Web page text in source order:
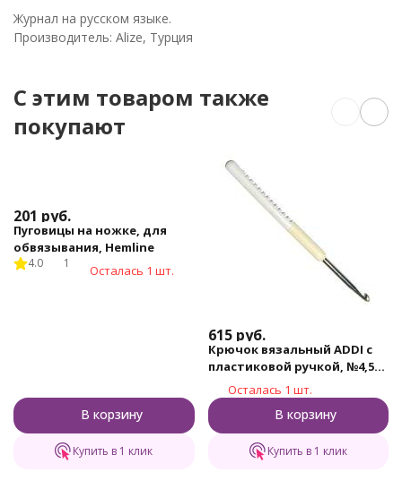
Журнал на русском языке.
Производитель: Аlize, Турция
C этим товаром также
покупают
201 руб.
Пуговицы на ножке, для
обвязывания, Hemline
4.0 1 Осталась 1 шт.
В корзину
Купить в 1 клик
615 руб.
Крючок вязальный ADDI с
пластиковой ручкой, №4,5
15 смОсталась 1 шт.
В корзину
Купить в 1 клик